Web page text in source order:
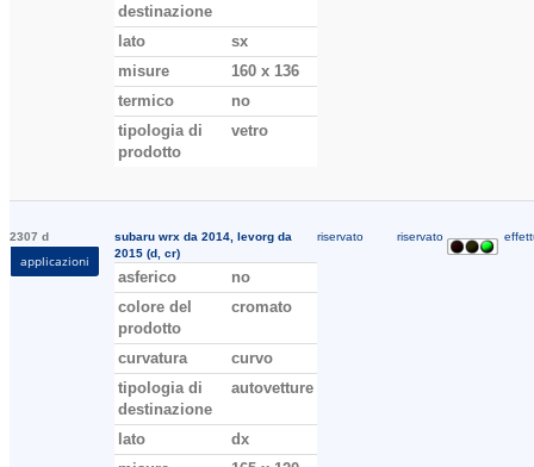
destinazione
lato
sx
misure
160 x 136
termico
no
tipologia di
prodotto
vetro
2307 d
applicazioni
subaru wrx da 2014, levorg da
2015 (d, cr)
asferico
no
colore del
prodotto
cromato
curvatura
curvo
tipologia di
destinazione
autovetture
lato
dx
riservato riservato